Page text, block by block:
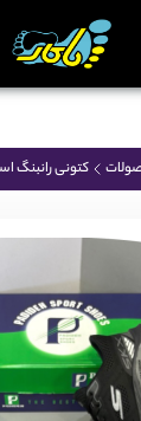
فروشگاه
کتونی رانبنگ